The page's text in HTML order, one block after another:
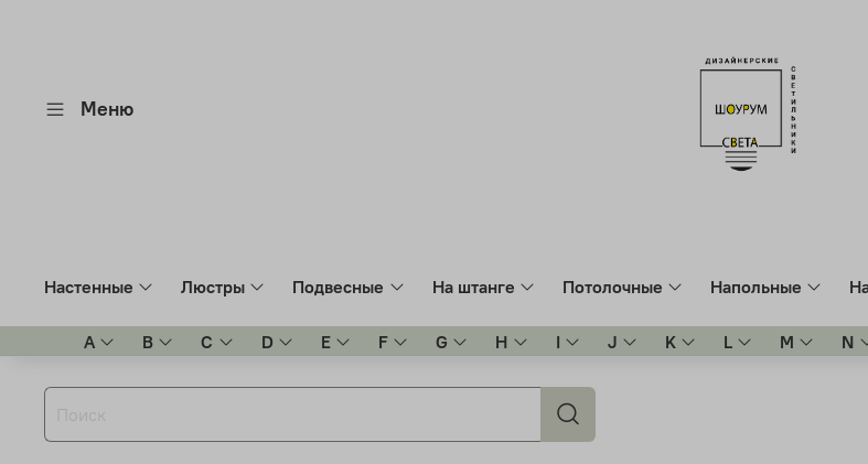
Меню
Настенные Люстры Подвесные На штанге Потолочные Напольные
A B C D E F G H I J K L M N